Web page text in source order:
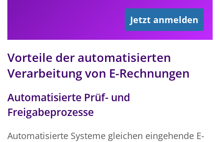
Jetzt anmelden
Vorteile der automatisierten
Verarbeitung von E-Rechnungen
Automatisierte Prüf- und
Freigabeprozesse
Automatisierte Systeme gleichen eingehende E-